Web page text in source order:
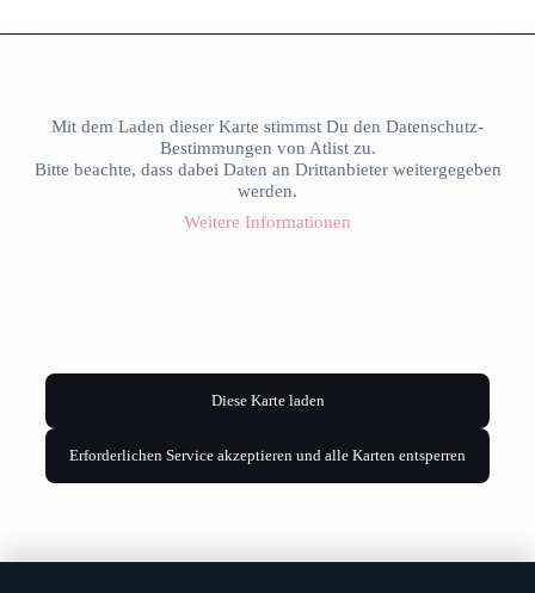
Mit dem Laden dieser Karte stimmst Du den Datenschutz-
Bestimmungen von Atlist zu.
Bitte beachte, dass dabei Daten an Drittanbieter weitergegeben
werden.
Weitere Informationen
Diese Karte laden
Erforderlichen Service akzeptieren und alle Karten entsperren